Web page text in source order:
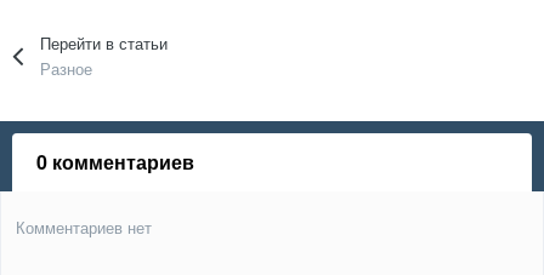
Перейти в статьи
Разное
0 комментариев
Комментариев нет